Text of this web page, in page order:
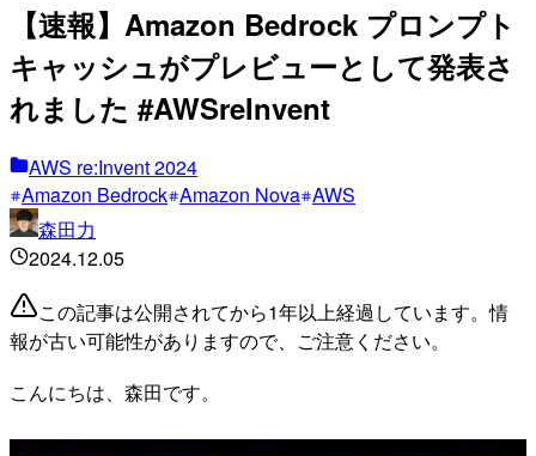
【速報】Amazon Bedrock プロンプト
キャッシュがプレビューとして発表さ
れました #AWSreInvent
AWS re:Invent 2024
Amazon Bedrock Amazon Nova AWS
森田力
2024.12.05
この記事は公開されてから1年以上経過しています。情
報が古い可能性がありますので、ご注意ください。
こんにちは、森田です。